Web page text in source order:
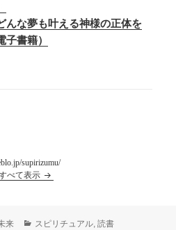
んな夢も叶える神様の正体を
子書籍）
supirizumu/
べて表示
来
カ
スピリチュアル,読書